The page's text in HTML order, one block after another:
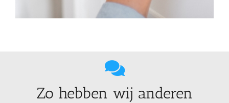
Zo hebben wij anderen